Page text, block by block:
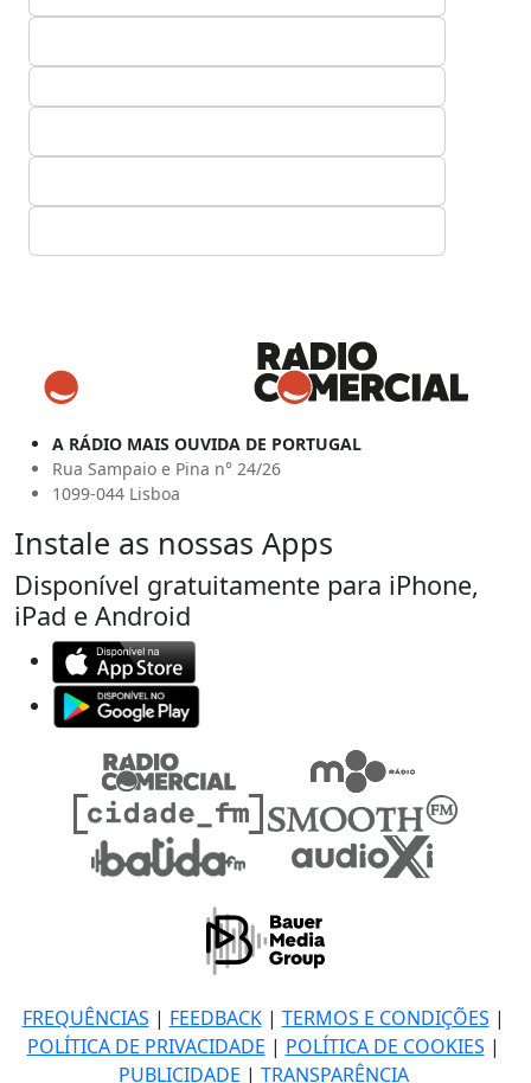
A RÁDIO MAIS OUVIDA DE PORTUGAL
Rua Sampaio e Pina n° 24/26
1099-044 Lisboa
Instale as nossas Apps
Disponível gratuitamente para iPhone,
iPad e Android
FREQUÊNCIAS | FEEDBACK| TERMOS E CONDIÇÕES |
POLÍTICA DE PRIVACIDADE | POLÍTICA DE COOKIES |
PUBLICIDADE | TRANSPARÊNCIA